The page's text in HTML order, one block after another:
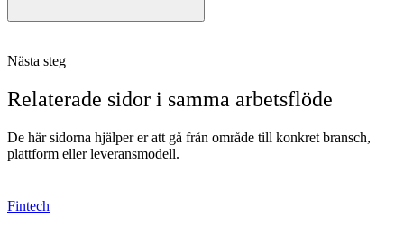
Nästa steg
Relaterade sidor i samma arbetsflöde
De här sidorna hjälper er att gå från område till konkret bransch,
plattform eller leveransmodell.
Fintech